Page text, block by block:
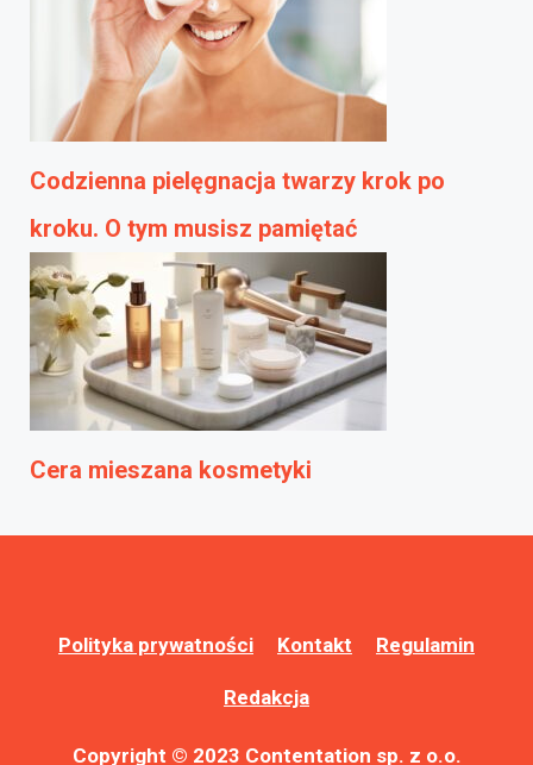
Codzienna pielęgnacja twarzy krok po
kroku. O tym musisz pamiętać
Cera mieszana kosmetyki
Polityka prywatności Kontakt Regulamin
Redakcja
Copyright © 2023 Contentation sp. z o.o.